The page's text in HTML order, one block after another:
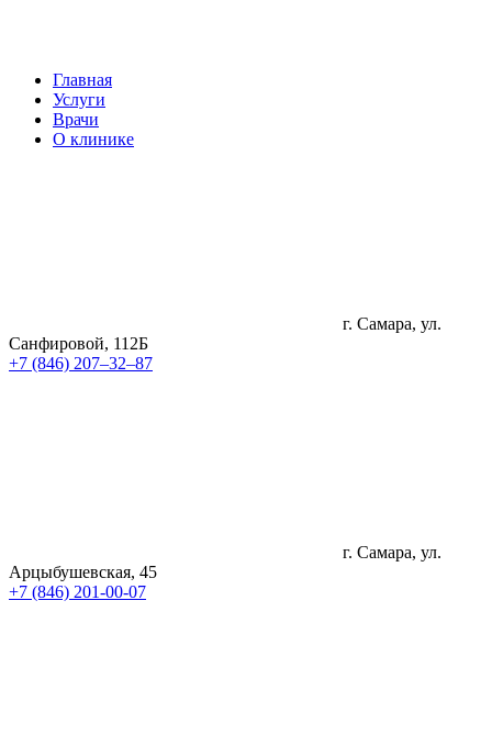
Главная
Услуги
Врачи
О клинике
г. Самара, ул.
Санфировой, 112Б
+7 (846) 207‒32‒87
г. Самара, ул.
Арцыбушевская, 45
+7 (846) 201-00-07